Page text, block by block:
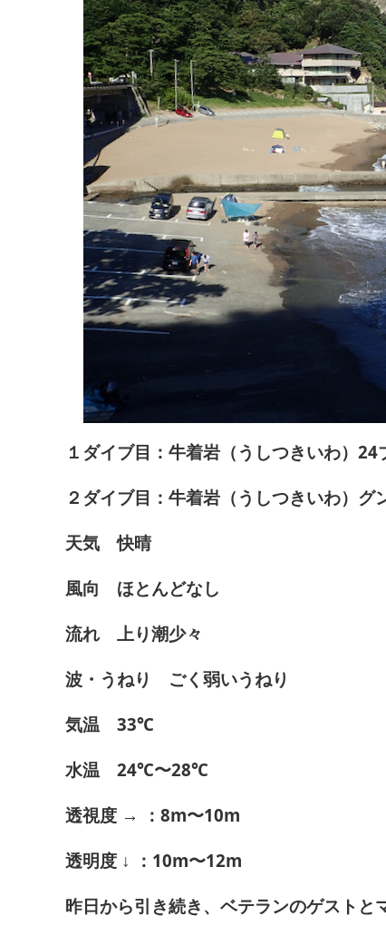
１ダイブ目：牛着岩（うしつきいわ）
２ダイブ目：牛着岩（うしつきいわ）
天気 快晴
風向 ほとんどなし
流れ 上り潮少々
波・うねり ごく弱いうねり
気温 33℃
水温 24℃〜28℃
透視度 → ：8m〜10m
透明度 ↓ ：10m〜12m
昨日から引き続き、ベテランのゲストと